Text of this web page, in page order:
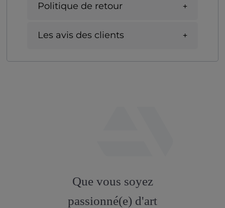
Politique de retour
Les avis des clients
artstation
Que vous soyez
passionné(e) d'art